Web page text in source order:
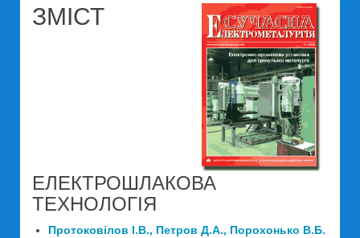
ЗМІСТ
ЕЛЕКТРОШЛАКОВА
ТЕХНОЛОГІЯ
Протоковілов І.В., Петров Д.А., Порохонько В.Б.